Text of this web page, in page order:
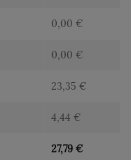
0,00 €
0,00 €
23,35 €
4,44 €
27,79 €